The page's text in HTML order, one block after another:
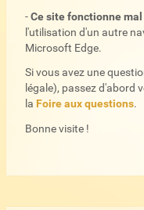
-Ce site fonctionne
l'utilisation d'un autre
Microsoft Edge.
Si vous avez une
légale), passez d'abord
la Foire aux questions.
Bonne visite !